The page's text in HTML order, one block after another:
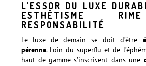
L’ESSOR DU LUXE
ESTHÉTISME
RESPONSABILITÉ
Le luxe de demain se doit d’être
pérenne. Loin du superflu et de
haut de gamme s’inscrivent dans une